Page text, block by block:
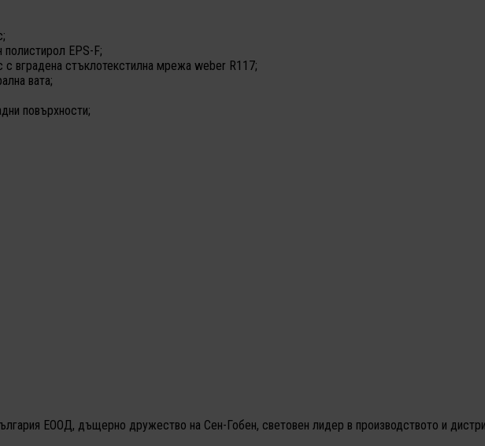
полистирол EPS-F;
вградена стъклотекстилна мрежа weber R117;
вата;
повърхности;
ЕООД, дъщерно дружество на Сен-Гобен, световен лидер в производството и